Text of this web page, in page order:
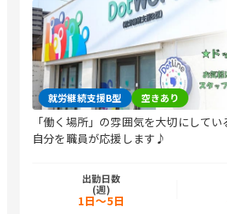
就労継続支援B型 空きあり
「働く場所」の雰囲気を大切にして
自分を職員が応援します♪
出勤日数
(週)
1日～5日